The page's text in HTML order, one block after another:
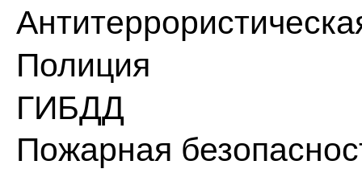
Полиция
ГИБДД
Пожарная